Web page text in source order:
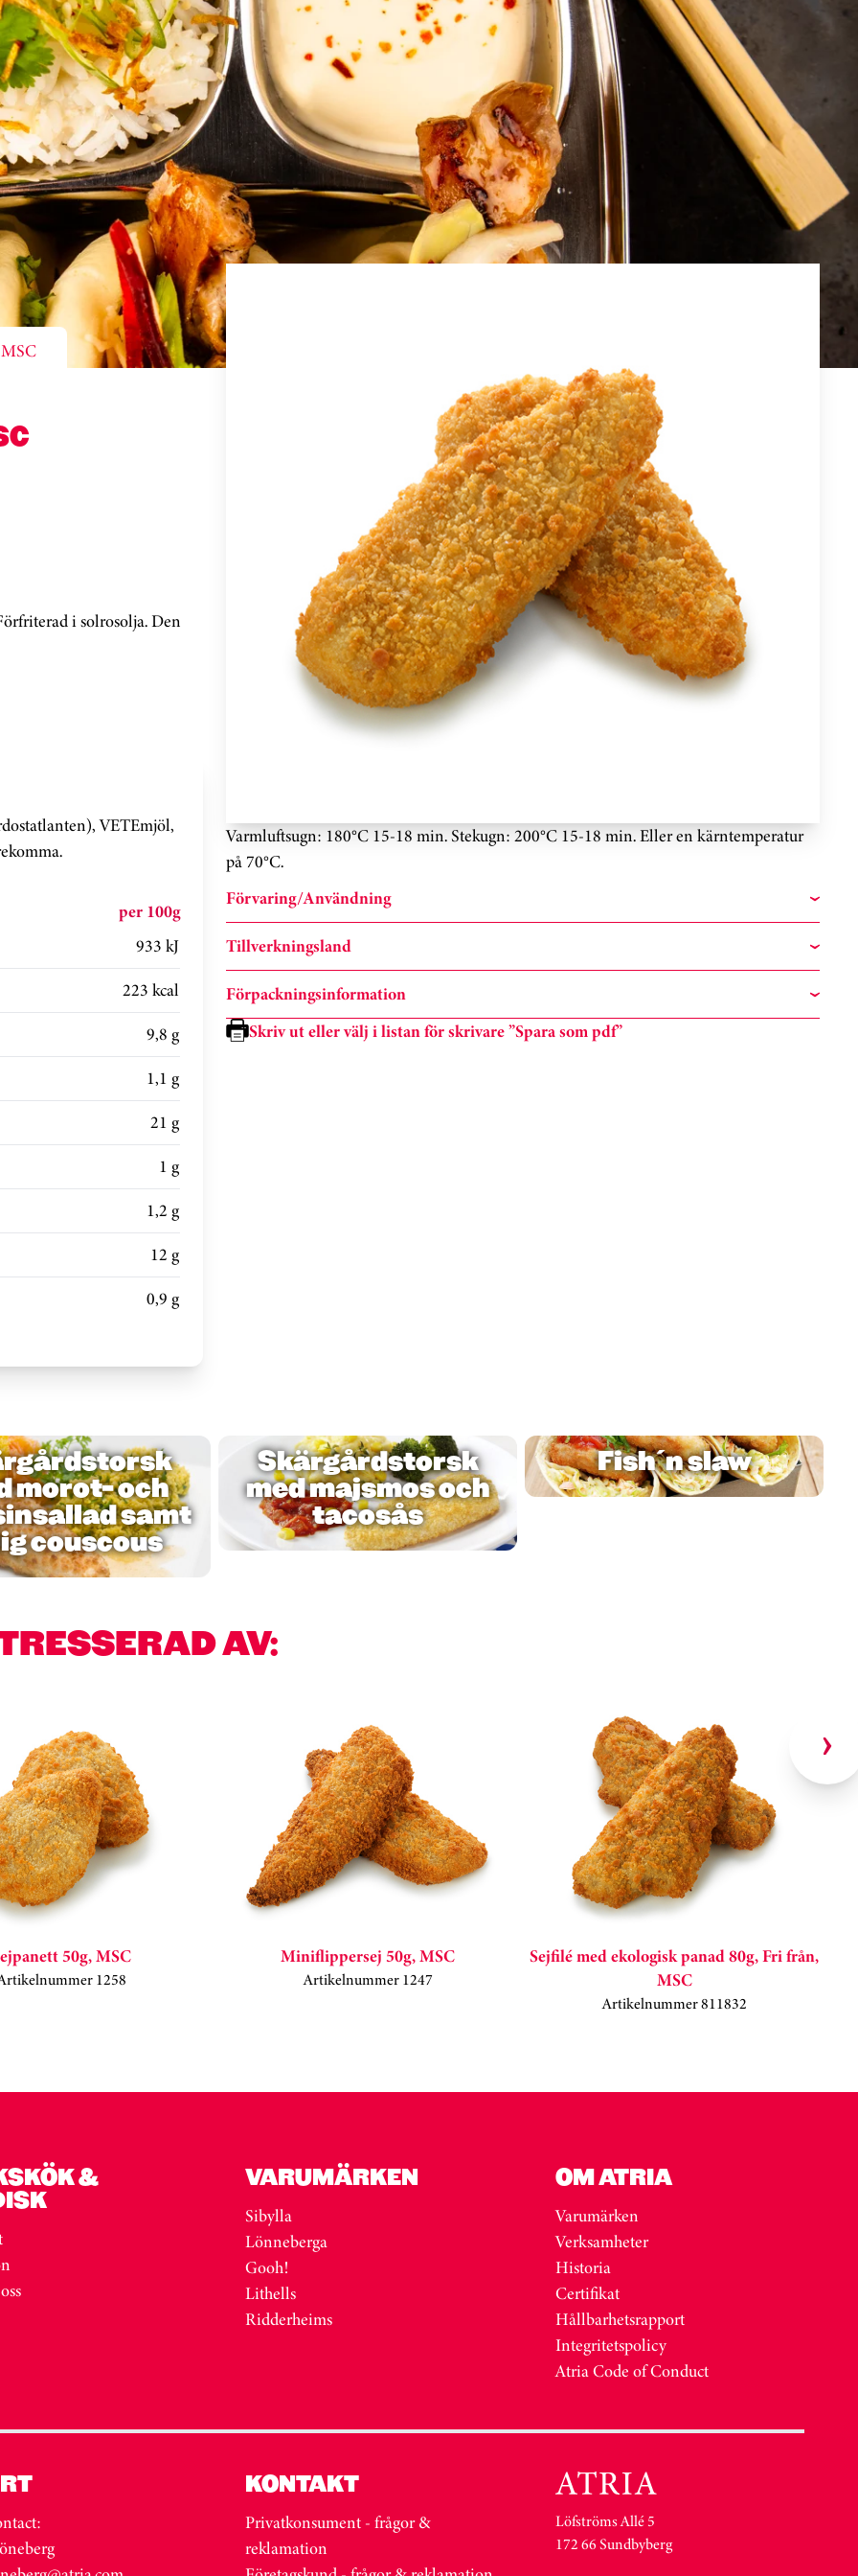
i solrosolja. Den
VETEmjöl,
per 100g
933 kJ
223 kcal
9,8 g
1,1 g
21 g
1 g
1,2 g
12 g
0,9 g
Varmluftsugn: 180°C 15-18 min. Stekugn: 200°C 15-18 min. Eller en kärntemperatur
på 70°C.
Förvaring/Användning
Tillverkningsland
Förpackningsinformation
Skriv ut eller välj i listan för skrivare ”Spara som pdf”
morot- och
samt
couscous
Skärgårdstorsk
med majsmos och
tacosås
Fish´n slaw
AV:
50g, MSC
1258
Miniflippersej 50g, MSC
Artikelnummer 1247
Sejfilé med ekologisk panad 80g, Fri från,
MSC
Artikelnummer 811832
&
VARUMÄRKEN
Sibylla
Lönneberga
Gooh!
Lithells
Ridderheims
OM ATRIA
Varumärken
Verksamheter
Historia
Certifikat
Hållbarhetsrapport
Integritetspolicy
Atria Code of Conduct
KONTAKT
Privatkonsument - frågor &
reklamation
Löfströms Allé 5
172 66 Sundbyberg